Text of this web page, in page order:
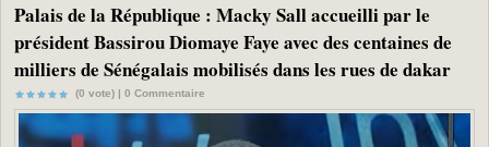
Palais de la République : Macky Sall accueilli par le
président Bassirou Diomaye Faye avec des centaines de
milliers de Sénégalais mobilisés dans les rues de dakar
(0 vote) | 0 Commentaire